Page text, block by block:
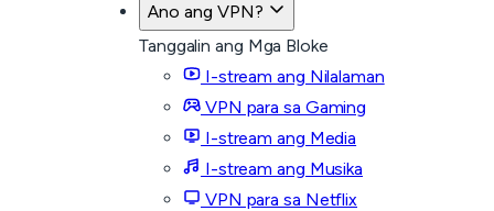
Ano ang VPN?
Tanggalin ang Mga Bloke
I-stream ang Nilalaman
VPN para sa Gaming
I-stream ang Media
I-stream ang Musika
VPN para sa Netflix